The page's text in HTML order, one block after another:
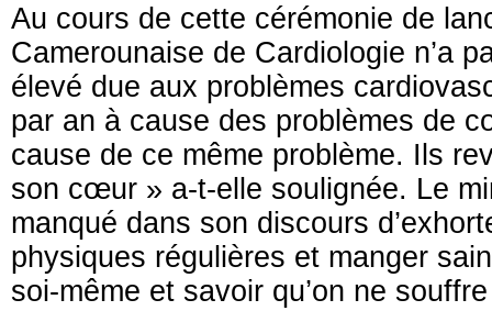
Au cours de cette cérémonie de
Camerounaise de Cardiologie n’a
élevé due aux problèmes
par an à cause des problèmes de
cause de ce même problème. Ils
son cœur » a-t-elle soulignée. Le
manqué dans son discours
physiques régulières et manger
soi-même et savoir qu’on ne